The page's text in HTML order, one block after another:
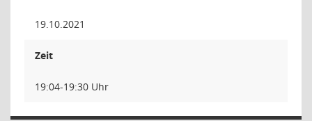
19.10.2021
Zeit
19:04-19:30 Uhr